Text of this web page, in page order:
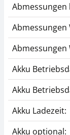
CHF
CHF 34,05
Abmessungen
Abmessungen
Akku
Akku
Akku Ladezeit:
Akku optional: